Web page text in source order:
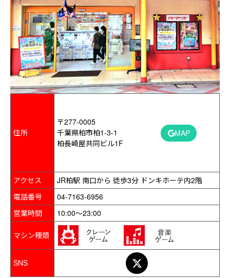
住所
〒277-0005
千葉県柏市柏1-3-1
柏長崎屋共同ビル1F
MAP
アクセス
JR柏駅 南口から 徒歩3分 ドンキホーテ内2階
電話番号
04-7163-6956
営業時間
10:00～23:00
マシン種類
SNS